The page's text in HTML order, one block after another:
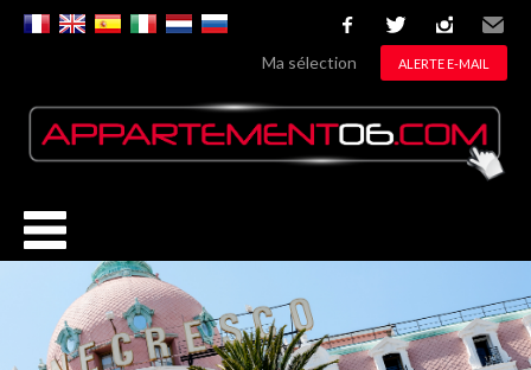
facebooktwitterinstagram
Email
Ma sélection ALERTE E-MAIL